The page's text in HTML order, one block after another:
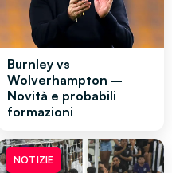
Burnley vs
Wolverhampton –
Novità e probabili
formazioni
NOTIZIE